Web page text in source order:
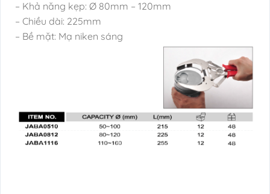
– Khả năng kẹp: Ø 80mm – 120mm
– Chiều dài: 225mm
– Bề mặt: Mạ niken sáng